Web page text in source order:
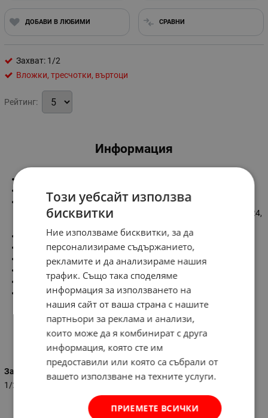
ДОБАВИ В ЛЮБИМИ СРАВНИ
Захват: 1/2
Вложки, тресчотки, въртоци
Рейтинг:
Информация
Размери на вложките:
-шестограмни: 10, 11, 12, 13, 14, 15, 16, 17, 18, 19, 20, 21, 22, 24,
Тресчотка
Ръчен върток плъзгащ
Ръчен върток
2 удължителя
Гъвкава връзка за труднодостъпни места
Пластмасов куфар
Характеристики
Захват
1/2
Този уебсайт използва
бисквитки
Ние използваме бисквитки, за да
персонализираме съдържанието,
рекламите и да анализираме нашия
трафик. Също така споделяме
информация за използването на
нашия сайт от ваша страна с нашите
партньори за реклама и анализи,
които може да я комбинират с друга
информация, която сте им
предоставили или която са събрали от
вашето използване на техните услуги.
ПРИЕМЕТЕ ВСИЧКИ